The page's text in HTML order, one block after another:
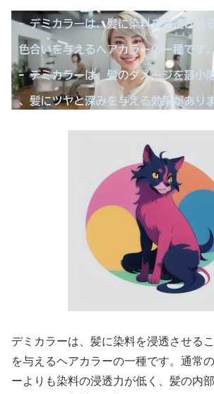
デミカラーは、髪に染料を浸透させる
を与えるヘアカラーの一種です。通常
ーよりも染料の浸透力が低く、髪の内